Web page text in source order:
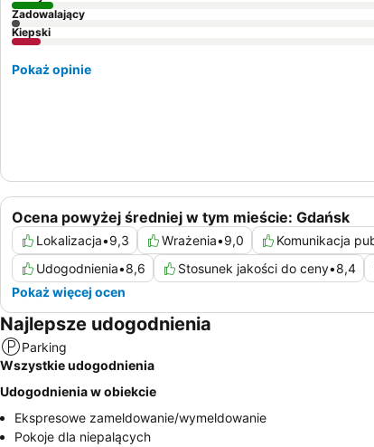
Ocena powyżej średniej w tym mieście: Gdańsk
Lokalizacja•9,3 Wrażenia•9,0 Komunikacja
Udogodnienia•8,6 Stosunek jakości do ceny•8,4
Pokaż więcej ocen
Zadowalający
Kiepski
Pokaż opinie
Najlepsze udogodnienia
Parking
Wszystkie udogodnienia
Udogodnienia w obiekcie
Ekspresowe zameldowanie/wymeldowanie
Pokoje dla niepalących